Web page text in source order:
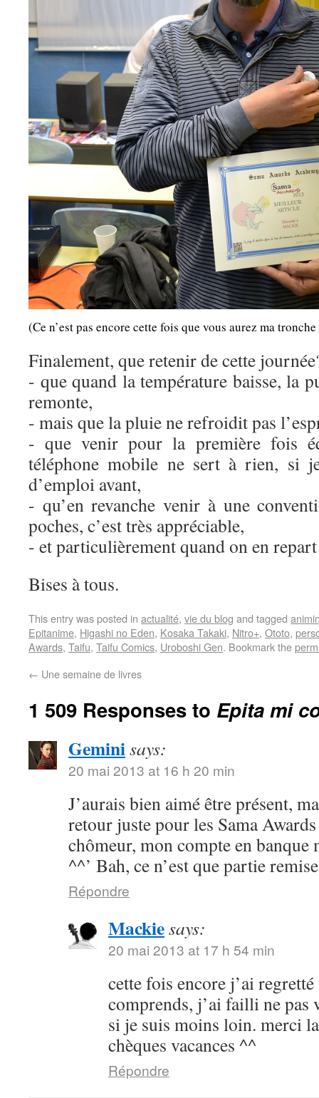
(Ce n’est pas encore cette fois que vous aurez ma
Finalement, que retenir de cette
- que quand la température baisse, la
remonte,
- mais que la pluie ne refroidit pas
- que venir pour la première fois
téléphone mobile ne sert à rien, si
d’emploi avant,
- qu’en revanche venir à une
poches, c’est très appréciable,
- et particulièrement quand on en
Bises à tous.
This entry was posted in actualité, vie du blog and tagged
Epitanime, Higashi no Eden, Kosaka Takaki, Nitro+, Ototo,
Awards, Taifu, Taifu Comics, Uroboshi Gen. Bookmark the
← Une semaine de livres
1 509 Responses to Epita mi
Geminisays:
20 mai 2013 at 16 h 20 min
J’aurais bien aimé être présent,
retour juste pour les Sama
chômeur, mon compte en banque
^^’ Bah, ce n’est que partie
Répondre
Mackiesays:
20 mai 2013 at 17 h 54 min
cette fois encore j’ai
comprends, j’ai failli ne pas
si je suis moins loin. merci
chèques vacances ^^
Répondre